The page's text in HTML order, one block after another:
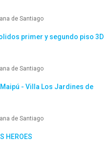
de Santiago
primer y segundo piso 3D
de Santiago
- Villa Los Jardines de
de Santiago
HEROES